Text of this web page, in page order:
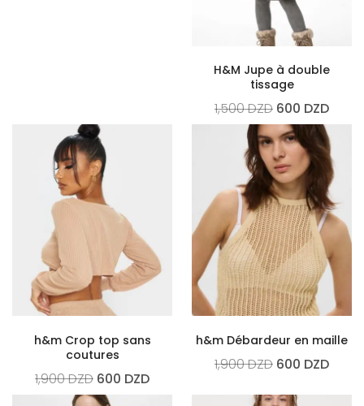
H&M Jupe à double
tissage
1,500DZD 600 DZD
h&m Crop top sans
coutures
1,900DZD 600 DZD
h&m Débardeur en maille
1,900DZD 600 DZD